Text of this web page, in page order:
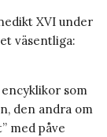
XVI under
väsentliga:
encyklikor som
den andra om
med påve